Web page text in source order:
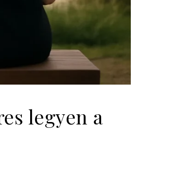
legyen a